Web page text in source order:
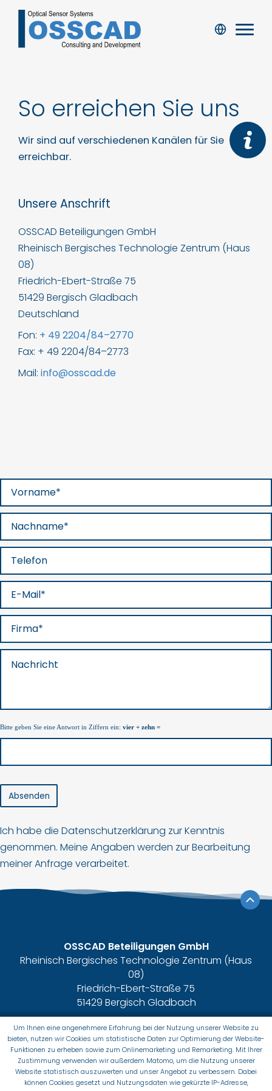
So erreichen Sie uns
Wir sind auf verschiedenen Kanälen für Sie
erreichbar.
Unsere Anschrift
OSSCAD Beteiligungen GmbH
Rheinisch Bergisches Technologie Zentrum (Haus
08)
Friedrich-Ebert-Straße 75
51429 Bergisch Gladbach
Deutschland
Fon: + 49 2204/84–2770
Fax: + 49 2204/84–2773
Mail: info@osscad.de
Bitte geben Sie eine Antwort in Ziffern ein: vier + zehn =
Absenden
Ich habe die Datenschutzerklärung zur Kenntnis
genommen. Meine Angaben werden zur Bearbeitung
meiner Anfrage verarbeitet.
OSSCAD Beteiligungen GmbH
Rheinisch Bergisches Technologie Zentrum (Haus
08)
Friedrich-Ebert-Straße 75
51429 Bergisch Gladbach
Fon+ 49 2204/84–2770
Fax+ 49 2204/84–2773
Mailinfo@osscad.de
Um Ihnen eine angenehmere Erfahrung bei der Nutzung unserer Website zu
bieten, nutzen wir Cookies um statistische Daten zur Optimierung der Website-
Funktionen zu erheben sowie zum Onlinemarketing und Remarketing. Mit Ihrer
Zustimmung verwenden wir außerdem Matomo, um die Nutzung unserer
Website statistisch auszuwerten und unser Angebot zu verbessern. Dabei
können Cookies gesetzt und Nutzungsdaten wie gekürzte IP-Adresse,